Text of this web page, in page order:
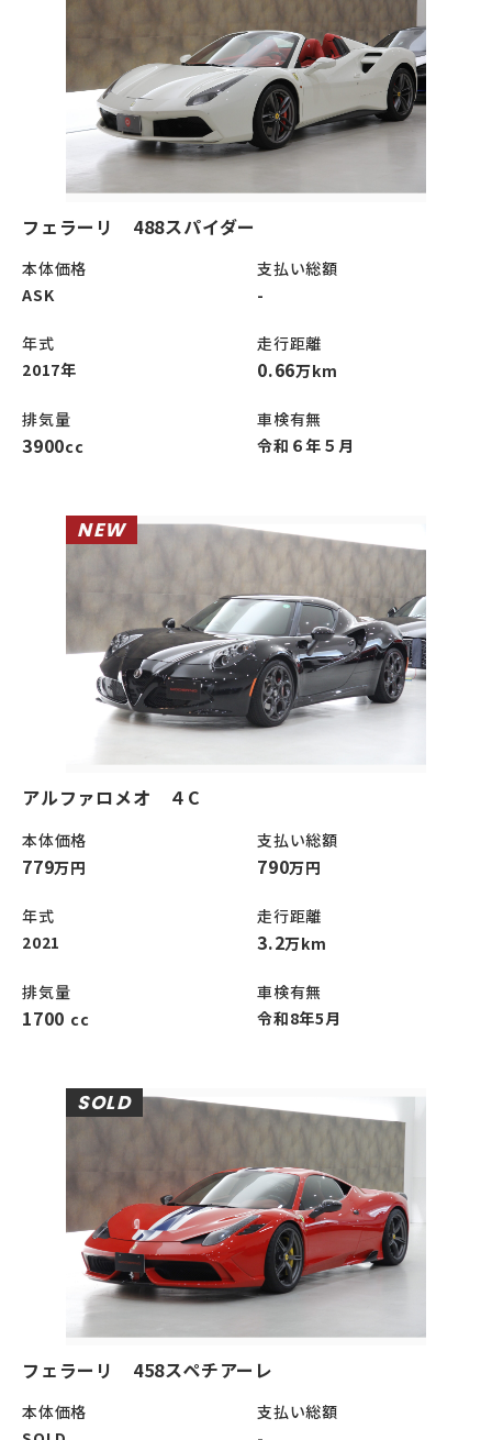
フェラーリ 488スパイダー
本体価格
ASK
支払い総額
-
年式
2017年
走行距離
0.66万km
排気量
3900cc
車検有無
令和６年５月
NEW
アルファロメオ ４C
本体価格
779万円
支払い総額
790万円
年式
2021
走行距離
3.2万km
排気量
1700 cc
車検有無
令和8年5月
SOLD
フェラーリ 458スペチアーレ
本体価格
支払い総額